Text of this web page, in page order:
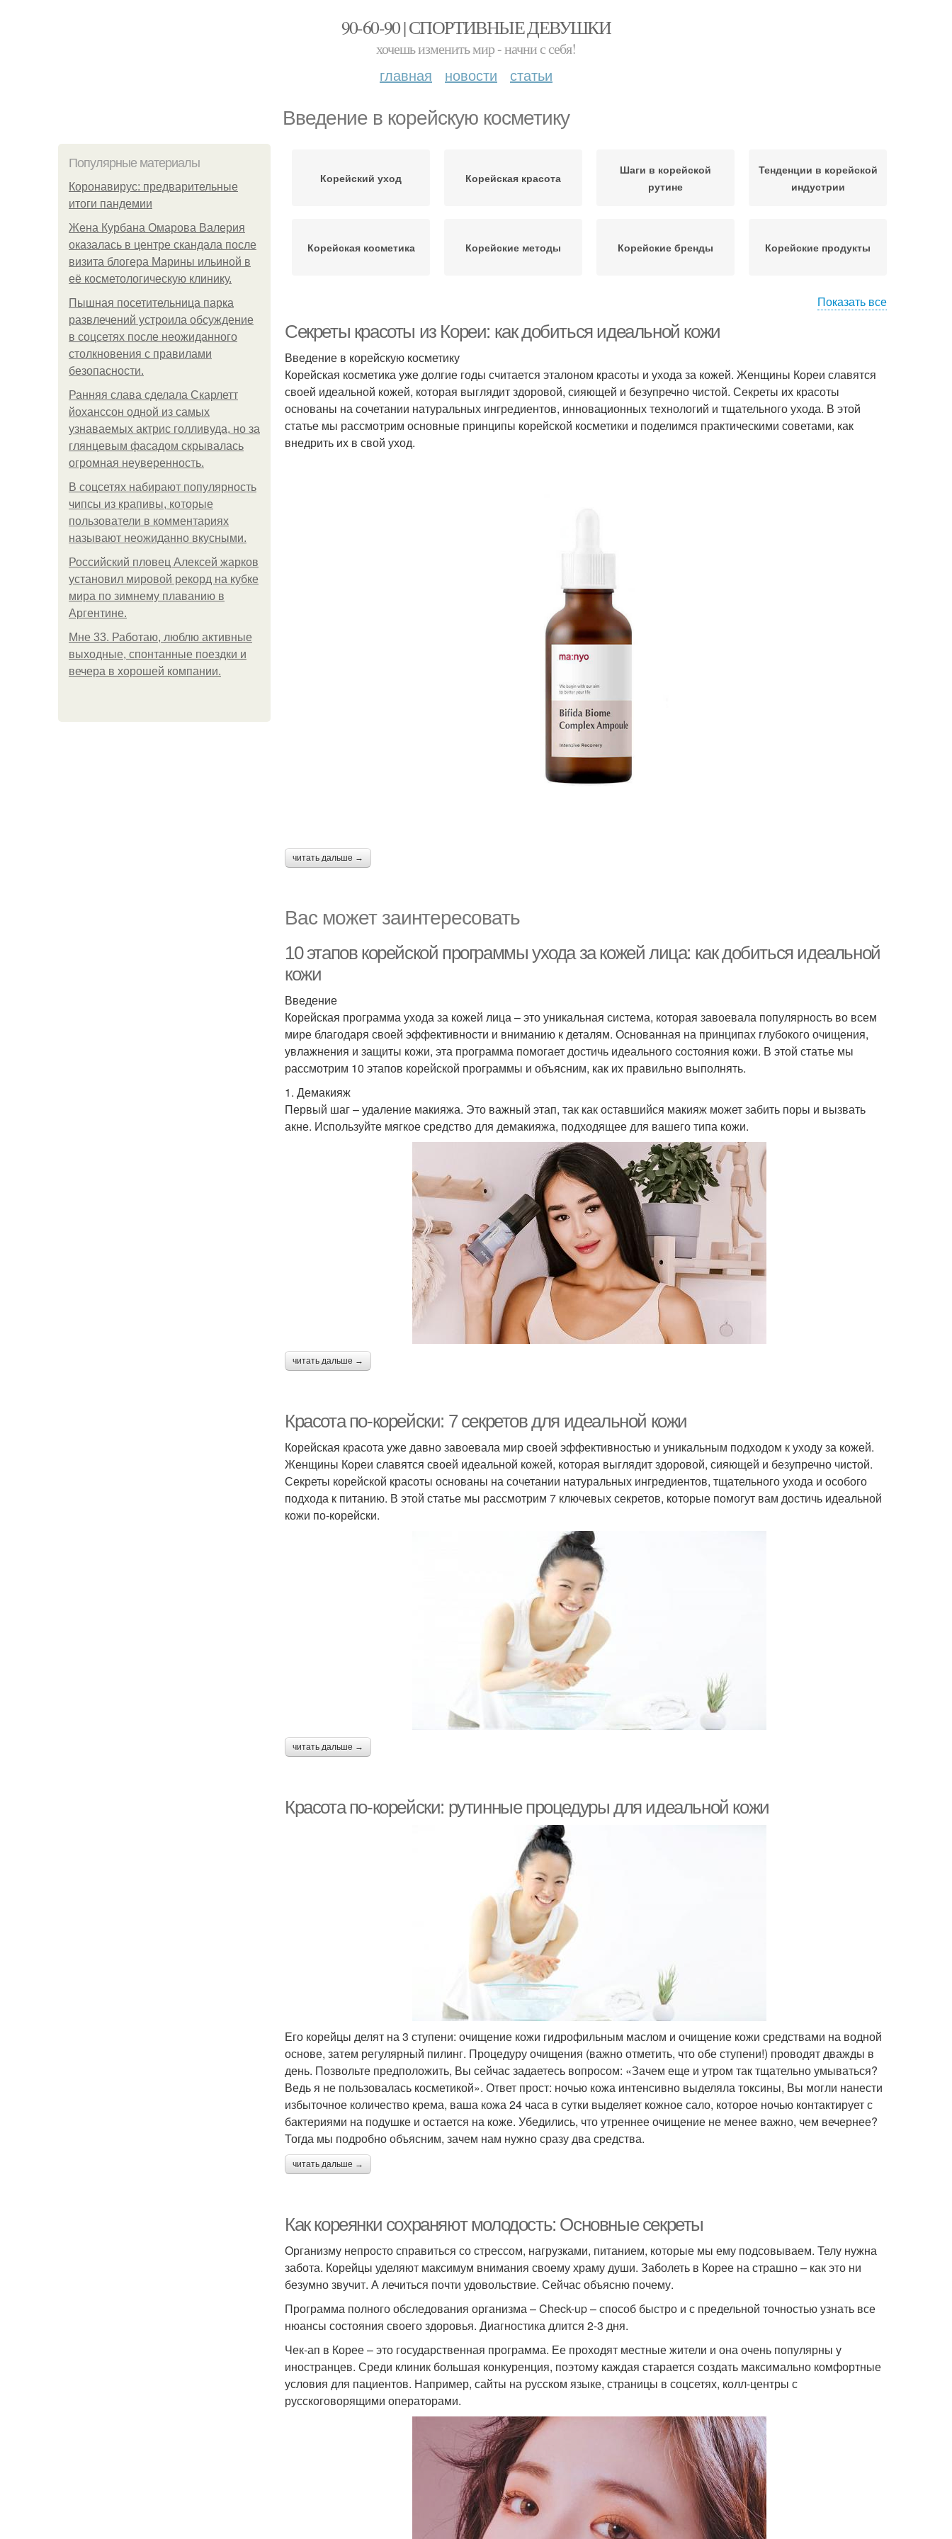
90-60-90 | СПОРТИВНЫЕ ДЕВУШКИ
хочешь изменить мир - начни с себя!
главная новости статьи
Введение в корейскую косметику
Популярные материалы
Коронавирус: предварительные
итоги пандемии
Жена Курбана Омарова Валерия
оказалась в центре скандала после
визита блогера Марины ильиной в
её косметологическую клинику.
Пышная посетительница парка
развлечений устроила обсуждение
в соцсетях после неожиданного
столкновения с правилами
безопасности.
Ранняя слава сделала Скарлетт
йоханссон одной из самых
узнаваемых актрис голливуда, но за
глянцевым фасадом скрывалась
огромная неуверенность.
В соцсетях набирают популярность
чипсы из крапивы, которые
пользователи в комментариях
называют неожиданно вкусными.
Российский пловец Алексей жарков
установил мировой рекорд на кубке
мира по зимнему плаванию в
Аргентине.
Мне 33. Работаю, люблю активные
выходные, спонтанные поездки и
вечера в хорошей компании.
Корейский уход Корейская красота
Шаги в корейской
рутине
Тенденции в корейской
индустрии
Корейская косметика Корейские методы Корейские бренды Корейские продукты
Показать все
Секреты красоты из Кореи: как добиться идеальной кожи
Введение в корейскую косметику
Корейская косметика уже долгие годы считается эталоном красоты и ухода за кожей. Женщины Кореи славятся
своей идеальной кожей, которая выглядит здоровой, сияющей и безупречно чистой. Секреты их красоты
основаны на сочетании натуральных ингредиентов, инновационных технологий и тщательного ухода. В этой
статье мы рассмотрим основные принципы корейской косметики и поделимся практическими советами, как
внедрить их в свой уход.
читать дальше →
Вас может заинтересовать
10 этапов корейской программы ухода за кожей лица: как добиться идеальной
кожи
Введение
Корейская программа ухода за кожей лица – это уникальная система, которая завоевала популярность во всем
мире благодаря своей эффективности и вниманию к деталям. Основанная на принципах глубокого очищения,
увлажнения и защиты кожи, эта программа помогает достичь идеального состояния кожи. В этой статье мы
рассмотрим 10 этапов корейской программы и объясним, как их правильно выполнять.
1. Демакияж
Первый шаг – удаление макияжа. Это важный этап, так как оставшийся макияж может забить поры и вызвать
акне. Используйте мягкое средство для демакияжа, подходящее для вашего типа кожи.
читать дальше →
Красота по-корейски: 7 секретов для идеальной кожи
Корейская красота уже давно завоевала мир своей эффективностью и уникальным подходом к уходу за кожей.
Женщины Кореи славятся своей идеальной кожей, которая выглядит здоровой, сияющей и безупречно чистой.
Секреты корейской красоты основаны на сочетании натуральных ингредиентов, тщательного ухода и особого
подхода к питанию. В этой статье мы рассмотрим 7 ключевых секретов, которые помогут вам достичь идеальной
кожи по-корейски.
читать дальше →
Красота по-корейски: рутинные процедуры для идеальной кожи
Его корейцы делят на 3 ступени: очищение кожи гидрофильным маслом и очищение кожи средствами на водной
основе, затем регулярный пилинг. Процедуру очищения (важно отметить, что обе ступени!) проводят дважды в
день. Позвольте предположить, Вы сейчас задаетесь вопросом: «Зачем еще и утром так тщательно умываться?
Ведь я не пользовалась косметикой». Ответ прост: ночью кожа интенсивно выделяла токсины, Вы могли нанести
избыточное количество крема, ваша кожа 24 часа в сутки выделяет кожное сало, которое ночью контактирует с
бактериями на подушке и остается на коже. Убедились, что утреннее очищение не менее важно, чем вечернее?
Тогда мы подробно объясним, зачем нам нужно сразу два средства.
читать дальше →
Как кореянки сохраняют молодость: Основные секреты
Организму непросто справиться со стрессом, нагрузками, питанием, которые мы ему подсовываем. Телу нужна
забота. Корейцы уделяют максимум внимания своему храму души. Заболеть в Корее на страшно – как это ни
безумно звучит. А лечиться почти удовольствие. Сейчас объясню почему.
Программа полного обследования организма – Check-up – способ быстро и с предельной точностью узнать все
нюансы состояния своего здоровья. Диагностика длится 2-3 дня.
Чек-ап в Корее – это государственная программа. Ее проходят местные жители и она очень популярны у
иностранцев. Среди клиник большая конкуренция, поэтому каждая старается создать максимально комфортные
условия для пациентов. Например, сайты на русском языке, страницы в соцсетях, колл-центры с
русскоговорящими операторами.